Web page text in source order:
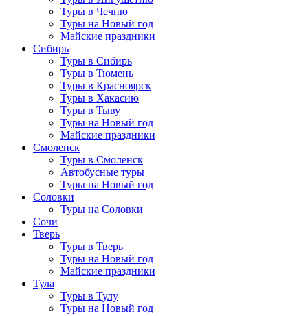
Туры в Чечню
Туры на Новый год
Майские праздники
Сибирь
Туры в Сибирь
Туры в Тюмень
Туры в Красноярск
Туры в Хакасию
Туры в Тыву
Туры на Новый год
Майские праздники
Смоленск
Туры в Смоленск
Автобусные туры
Туры на Новый год
Соловки
Туры на Соловки
Сочи
Тверь
Туры в Тверь
Туры на Новый год
Майские праздники
Тула
Туры в Тулу
Туры на Новый год